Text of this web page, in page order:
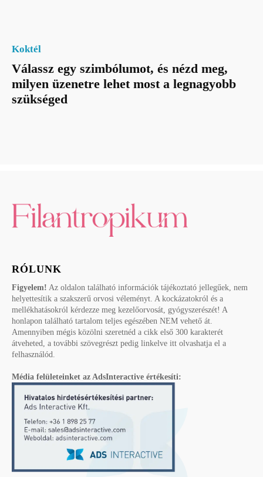
Koktél
Válassz egy szimbólumot, és nézd meg,
milyen üzenetre lehet most a legnagyobb
szükséged
RÓLUNK
Figyelem! Az oldalon található információk tájékoztató jellegűek, nem
helyettesítik a szakszerű orvosi véleményt. A kockázatokról és a
mellékhatásokról kérdezze meg kezelőorvosát, gyógyszerészét! A
honlapon található tartalom teljes egészében NEM vehető át.
Amennyiben mégis közölni szeretnéd a cikk első 300 karakterét
átveheted, a további szövegrészt pedig linkelve itt olvashatja el a
felhasználód.
Média felületeinket az AdsInteractive értékesíti: